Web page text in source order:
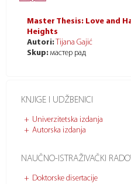
KNJIGE I UDŽBENICI
Univerzitetska izdanja
Autorska izdanja
NAUČNO-ISTRAŽIVAČKI
Doktorske disertacije
Master Thesis: Love and
Heights
Autori: Tijana Gajić
Skup: мастер рад